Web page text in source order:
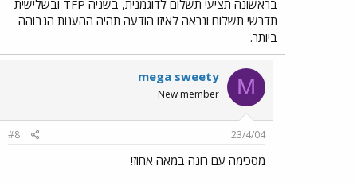
בראשונה תציעי תשלום לדוגמנית, בשניה TFP ובשלישית
תדרשי תשלום ונראה לאיזו הודעה תהיה ההענות הגבוהה
ביותר.
M
mega sweety
New member
23/4/04
#8
מסכימה עם רונה במאה אחוז!